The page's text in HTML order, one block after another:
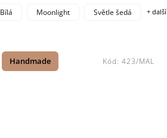
Bílá Moonlight Světle šedá + další
Handmade Kód:423/MAL